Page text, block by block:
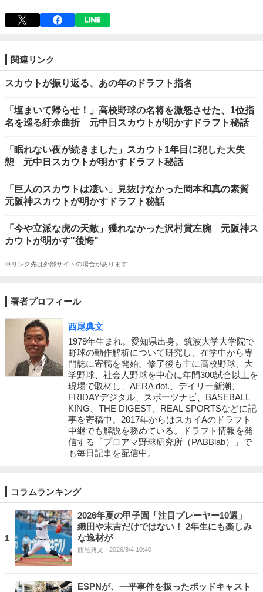
関連リンク
スカウトが振り返る、あの年のドラフト指名
「塩まいて帰らせ！」高校野球の名将を激怒させた、1位指
名を巡る紆余曲折 元中日スカウトが明かすドラフト秘話
「眠れない夜が続きました」スカウト1年目に犯した大失
態 元中日スカウトが明かすドラフト秘話
「巨人のスカウトは凄い」見抜けなかった岡本和真の素質
元阪神スカウトが明かすドラフト秘話
「今や立派な虎の天敵」獲れなかった沢村賞左腕 元阪神ス
カウトが明かす"後悔"
※リンク先は外部サイトの場合があります
著者プロフィール
西尾典文
1979年生まれ。愛知県出身。筑波大学大学院で
野球の動作解析について研究し、在学中から専
門誌に寄稿を開始。修了後も主に高校野球、大
学野球、社会人野球を中心に年間300試合以上を
現場で取材し、AERA dot.、デイリー新潮、
FRIDAYデジタル、スポーツナビ、BASEBALL
KING、THE DIGEST、REAL SPORTSなどに記
事を寄稿中。2017年からはスカイAのドラフト
中継でも解説を務めている。ドラフト情報を発
信する「プロアマ野球研究所（PABBlab）」で
も毎日記事を配信中。
コラムランキング
1
2026年夏の甲子園「注目プレーヤー10選」
織田や末吉だけではない！ 2年生にも楽しみ
な逸材が
西尾典文 - 2026/8/4 10:40
ESPNが、一平事件を扱ったポッドキャスト